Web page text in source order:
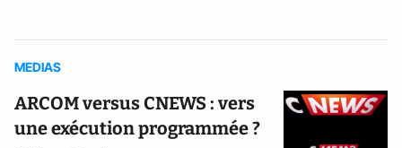
MEDIAS
ARCOM versus CNEWS : vers
une exécution programmée ?